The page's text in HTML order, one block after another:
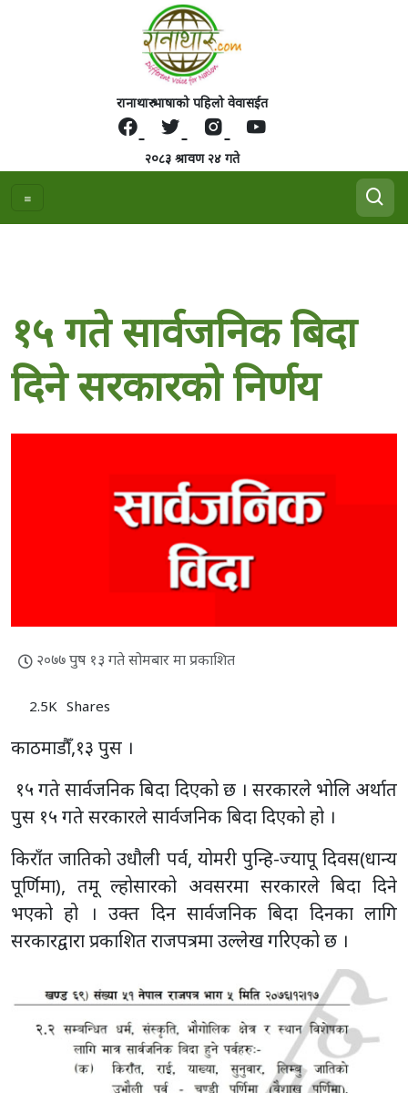
रानाथारु भाषाको पहिलो वेवासईत
२०८३ श्रावण २४ गते
१५ गते सार्वजनिक बिदा
दिने सरकारको निर्णय
२०७७ पुष १३ गते सोमबार मा प्रकाशित
2.5K Shares
काठमाडाैँ,१३ पुस ।
१५ गते सार्वजनिक बिदा दिएको छ । सरकारले भोलि अर्थात
पुस १५ गते सरकारले सार्वजनिक बिदा दिएको हो ।
किराँत जातिको उधौली पर्व, योमरी पुन्हि-ज्यापू दिवस(धान्य
पूर्णिमा), तमू ल्होसारको अवसरमा सरकारले बिदा दिने
भएको हो । उक्त दिन सार्वजनिक बिदा दिनका लागि
सरकारद्वारा प्रकाशित राजपत्रमा उल्लेख गरिएको छ ।